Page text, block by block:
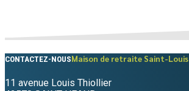
CONTACTEZ-NOUSMaison de retraite Saint-Louis
11 avenue Louis Thiollier